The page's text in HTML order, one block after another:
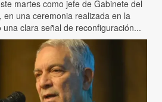
martes como jefe de Gabinete del
en una ceremonia realizada en la
clara señal de reconfiguración...